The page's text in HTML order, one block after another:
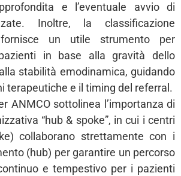
e l’eventuale avvio di
Inoltre, la classificazione
fornisce un utile strumento per
in base alla gravità dello
stabilità emodinamica, guidando
terapeutiche e il timing del referral.
ANMCO sottolinea l’importanza di
“hub & spoke”, in cui i centri
collaborano strettamente con i
(hub) per garantire un percorso
e tempestivo per i pazienti